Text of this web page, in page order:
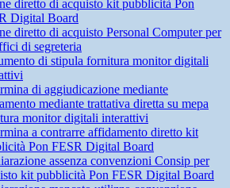
diretto di acquisto kit pubblicità Pon
Digital Board
diretto di acquisto Personal Computer per
di segreteria
di stipula fornitura monitor digitali
di aggiudicazione mediante
mediante trattativa diretta su mepa
monitor digitali interattivi
a contrarre affidamento diretto kit
Pon FESR Digital Board
assenza convenzioni Consip per
kit pubblicità Pon FESR Digital Board